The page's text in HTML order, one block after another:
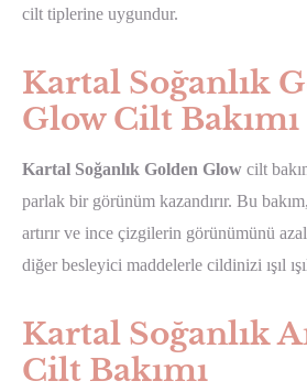
cilt tiplerine uygundur.
Kartal Soğanlık
Glow Cilt Bakımı
Kartal Soğanlık Golden Glow cilt
parlak bir görünüm kazandırır. Bu
artırır ve ince çizgilerin görünümünü
diğer besleyici maddelerle cildinizi ışıl
Kartal Soğanlık
Cilt Bakımı